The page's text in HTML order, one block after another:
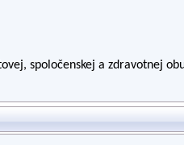
spoločenskej a zdravotnej